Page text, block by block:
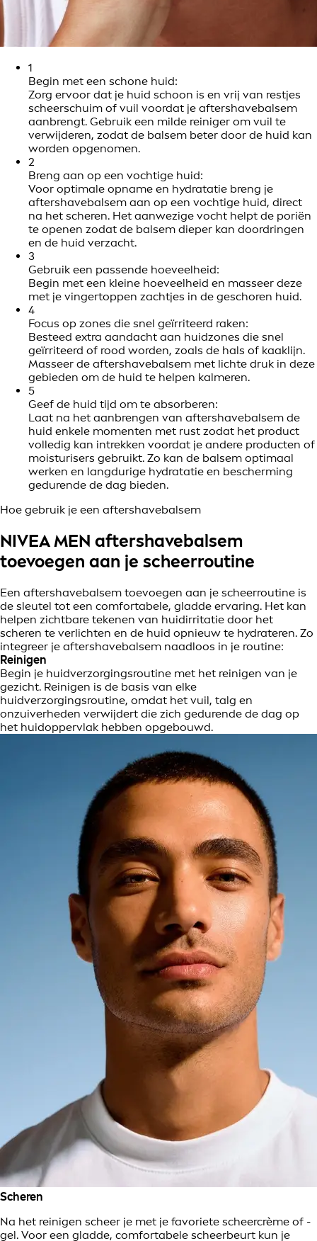
1
Begin met een schone huid:
Zorg ervoor dat je huid schoon is en vrij van restjes
scheerschuim of vuil voordat je aftershavebalsem
aanbrengt. Gebruik een milde reiniger om vuil te
verwijderen, zodat de balsem beter door de huid kan
worden opgenomen.
2
Breng aan op een vochtige huid:
Voor optimale opname en hydratatie breng je
aftershavebalsem aan op een vochtige huid, direct
na het scheren. Het aanwezige vocht helpt de poriën
te openen zodat de balsem dieper kan doordringen
en de huid verzacht.
3
Gebruik een passende hoeveelheid:
Begin met een kleine hoeveelheid en masseer deze
met je vingertoppen zachtjes in de geschoren huid.
4
Focus op zones die snel geïrriteerd raken:
Besteed extra aandacht aan huidzones die snel
geïrriteerd of rood worden, zoals de hals of kaaklijn.
Masseer de aftershavebalsem met lichte druk in deze
gebieden om de huid te helpen kalmeren.
5
Geef de huid tijd om te absorberen:
Laat na het aanbrengen van aftershavebalsem de
huid enkele momenten met rust zodat het product
volledig kan intrekken voordat je andere producten of
moisturisers gebruikt. Zo kan de balsem optimaal
werken en langdurige hydratatie en bescherming
gedurende de dag bieden.
Hoe gebruik je een aftershavebalsem
NIVEA MEN aftershavebalsem
toevoegen aan je scheerroutine
Een aftershavebalsem toevoegen aan je scheerroutine is
de sleutel tot een comfortabele, gladde ervaring. Het kan
helpen zichtbare tekenen van huidirritatie door het
scheren te verlichten en de huid opnieuw te hydrateren. Zo
integreer je aftershavebalsem naadloos in je routine:
Reinigen
Begin je huidverzorgingsroutine met het reinigen van je
gezicht. Reinigen is de basis van elke
huidverzorgingsroutine, omdat het vuil, talg en
onzuiverheden verwijdert die zich gedurende de dag op
het huidoppervlak hebben opgebouwd.
Scheren
Na het reinigen scheer je met je favoriete scheercrème of -
gel. Voor een gladde, comfortabele scheerbeurt kun je